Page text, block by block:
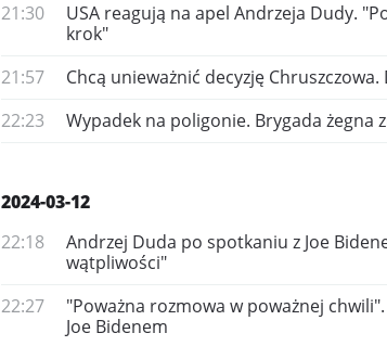
21:30
USA reagują na apel Andrzeja Dudy.
krok"
21:57
Chcą unieważnić decyzję
22:23
Wypadek na poligonie. Brygada żegna
2024-03-12
22:18
Andrzej Duda po spotkaniu z Joe
wątpliwości"
22:27
"Poważna rozmowa w poważnej
Joe Bidenem